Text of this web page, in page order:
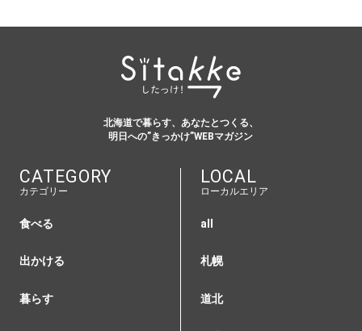
北海道で暮らす、あなたとつくる、
明日への”きっかけ”WEBマガジン
CATEGORY
カテゴリー
食べる
出かける
暮らす
LOCAL
ローカルエリア
all
札幌
道北